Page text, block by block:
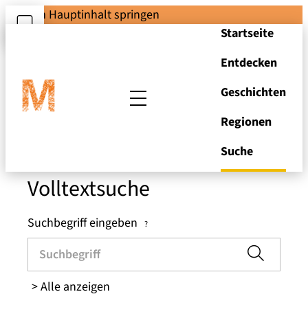
Zum Hauptinhalt springen
Startseite
Entdecken
Geschichten
Regionen
Suche
Suchen und Stöbern
in den Brandenburger
Volltextsuche